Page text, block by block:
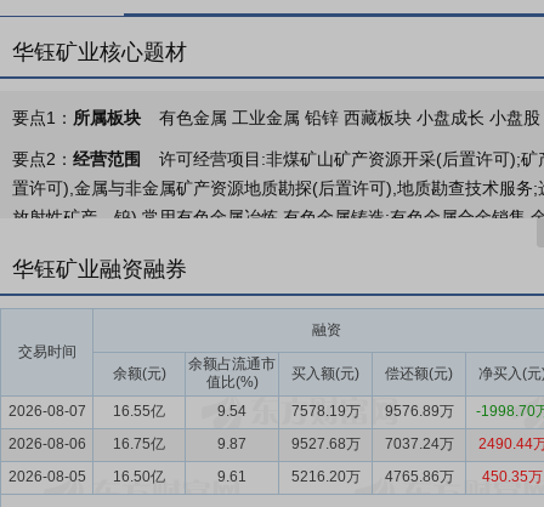
华钰矿业核心题材
要点1： 所属板块 有色金属 工业金属 铅锌 西藏板块 小盘成长 小盘
要点2： 经营范围
许可经营项目:非煤矿山矿产资源开采(后置许可);
置许可),金属与非金属矿产资源地质勘探(后置许可),地质勘查技术服
放射性矿产、钨),常用有色金属冶炼,有色金属铸造;有色金属合金销售
术转让、技术推广;工程和技术研究和试验发展;自然科学研究和试验
理,建筑材料销售,石灰和石膏销售,建筑用石加工;住房租赁;机械设备
租赁服务;货物进出口(需备案),进出口代理,技术进出口,食品进出口,黄
有色金属勘探、采矿、选矿及贸易业务
公司主要从事有色金
拥有扎西康、拉屋和泥堡3座生产型矿山，国外拥有塔金项目1座生产
司拥有4个详查探矿权项目，其中3个探矿权转采矿权手续正在办理中。
要点4：黄金行业
2025年，内外盘黄金期货联袂走强，行情持续攀
华钰矿业融资融券
交易时间
融资
余额(元)
余额占流通市
值比(%)
买入额(元) 偿还额(元) 净买入(元
2026-08-07 16.55亿 9.54 7578.19万 9576.89万
-1998.70
2026-08-06
16.75亿 9.87 9527.68万 7037.24万
2490.44
2026-08-05
16.50亿 9.61 5216.20万 4765.86万 450.35万